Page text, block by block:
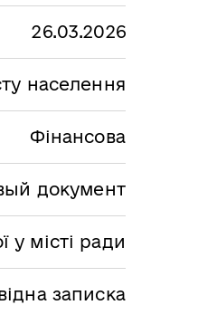
26.03.2026
населення
Фінансова
документ
у місті ради
записка